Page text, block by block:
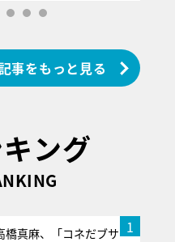
事をもっと見る
ング
1
橋真麻、「コネだブサ